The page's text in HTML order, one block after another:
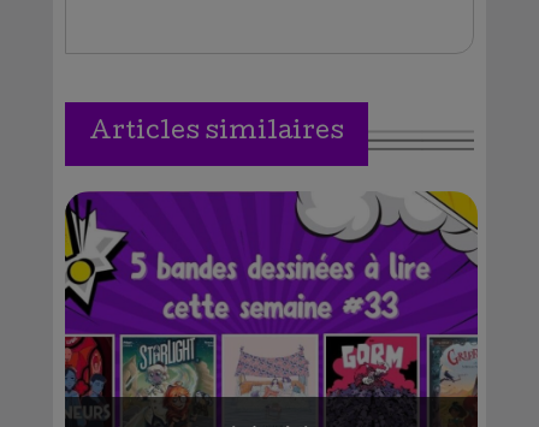
Articles similaires